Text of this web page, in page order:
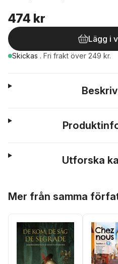
474 kr
Lägg i
Skickas . Fri frakt över 249 kr.
Utforska
Mer från samma